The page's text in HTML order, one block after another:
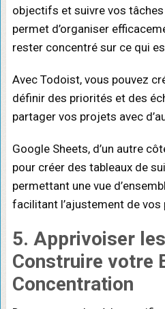
objectifs et suivre vos
permet d’organiser
rester concentré sur ce qui
Avec Todoist, vous pouvez
définir des priorités et des
partager vos projets avec
Google Sheets, d’un autre
pour créer des tableaux de
permettant une vue
facilitant l’ajustement de vos
5. Apprivoiser
Construire votre
Concentration